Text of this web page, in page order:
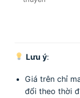
Lưu ý:
Giá trên chỉ
đổi theo thời